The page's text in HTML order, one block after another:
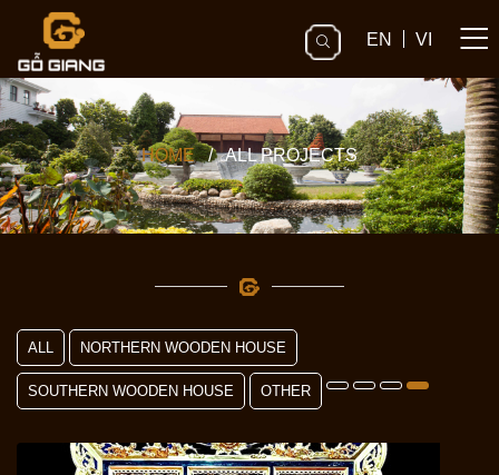
EN VI
HOME / ALL PROJECTS
ALL NORTHERN WOODEN HOUSE
SOUTHERN WOODEN HOUSE OTHER